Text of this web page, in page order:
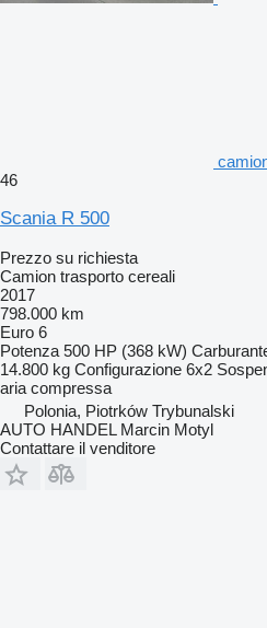
46
Scania R 500
Prezzo su richiesta
Camion trasporto cereali
2017
798.000 km
Euro 6
Potenza 500 HP (368 kW)
14.800 kg Configurazione 6x2
aria compressa
Polonia, Piotrków Trybunalski
AUTO HANDEL Marcin Motyl
Contattare il venditore